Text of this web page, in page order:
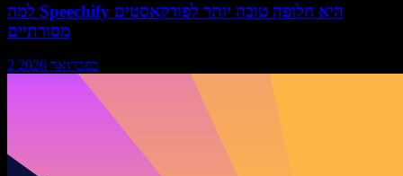
למה Speechify היא חלופה טובה יותר לפודקאסטים
מסורתיים
2 בפברואר 2026